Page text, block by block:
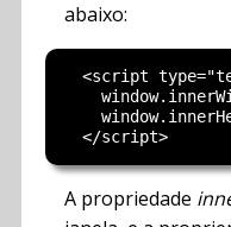
abaixo:
<script
A propriedade